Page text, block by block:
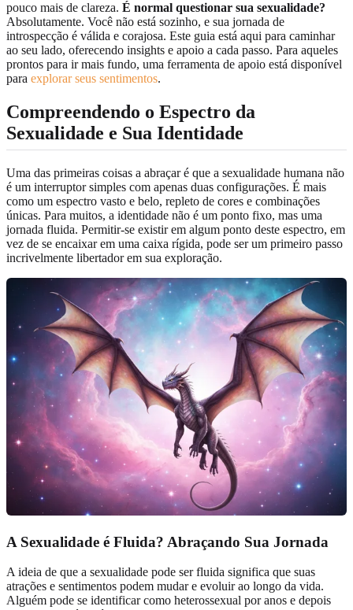
pouco mais de clareza. É normal questionar sua sexualidade?
Absolutamente. Você não está sozinho, e sua jornada de
introspecção é válida e corajosa. Este guia está aqui para caminhar
ao seu lado, oferecendo insights e apoio a cada passo. Para aqueles
prontos para ir mais fundo, uma ferramenta de apoio está disponível
para explorar seus sentimentos.
Compreendendo o Espectro da
Sexualidade e Sua Identidade
Uma das primeiras coisas a abraçar é que a sexualidade humana não
é um interruptor simples com apenas duas configurações. É mais
como um espectro vasto e belo, repleto de cores e combinações
únicas. Para muitos, a identidade não é um ponto fixo, mas uma
jornada fluida. Permitir-se existir em algum ponto deste espectro, em
vez de se encaixar em uma caixa rígida, pode ser um primeiro passo
incrivelmente libertador em sua exploração.
A Sexualidade é Fluida? Abraçando Sua Jornada
A ideia de que a sexualidade pode ser fluida significa que suas
atrações e sentimentos podem mudar e evoluir ao longo da vida.
Alguém pode se identificar como heterossexual por anos e depois